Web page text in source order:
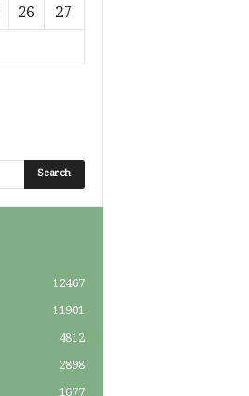
26
27
12467
11901
4812
2898
1677